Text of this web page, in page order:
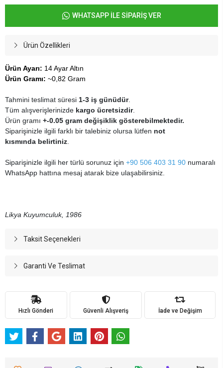
WHATSAPP İLE SİPARİŞ VER
Ürün Özellikleri
Ürün Ayarı: 14 Ayar Altın
Ürün Gramı: ~0,82 Gram
Tahmini teslimat süresi 1-3 iş günüdür.
Tüm alışverişlerinizde kargo ücretsizdir.
Ürün gramı +-0.05 gram değişiklik gösterebilmektedir.
Siparişinizle ilgili farklı bir talebiniz olursa lütfen not
kısmında belirtiniz.
Siparişinizle ilgili her türlü sorunuz için +90 506 403 31 90 numaralı
WhatsApp hattına mesaj atarak bize ulaşabilirsiniz.
Likya Kuyumculuk, 1986
Taksit Seçenekleri
Garanti Ve Teslimat
Hızlı Gönderi Güvenli Alışveriş İade ve Değişim